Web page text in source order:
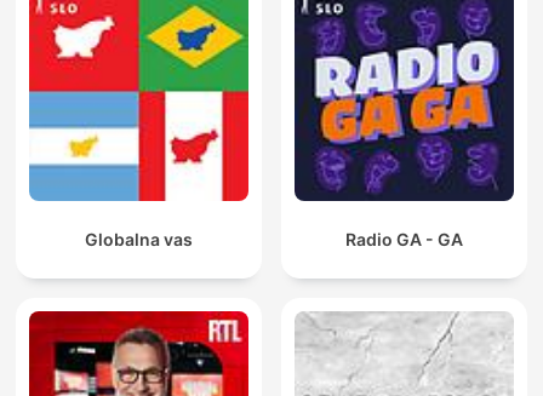
Globalna vas Radio GA - GA